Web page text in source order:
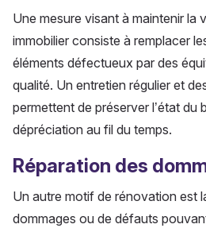
Une mesure visant à maintenir la
immobilier consiste à remplacer
éléments défectueux par des
qualité. Un entretien régulier et
permettent de préserver l’état du
dépréciation au fil du temps.
Réparation des
Un autre motif de rénovation est
dommages ou de défauts